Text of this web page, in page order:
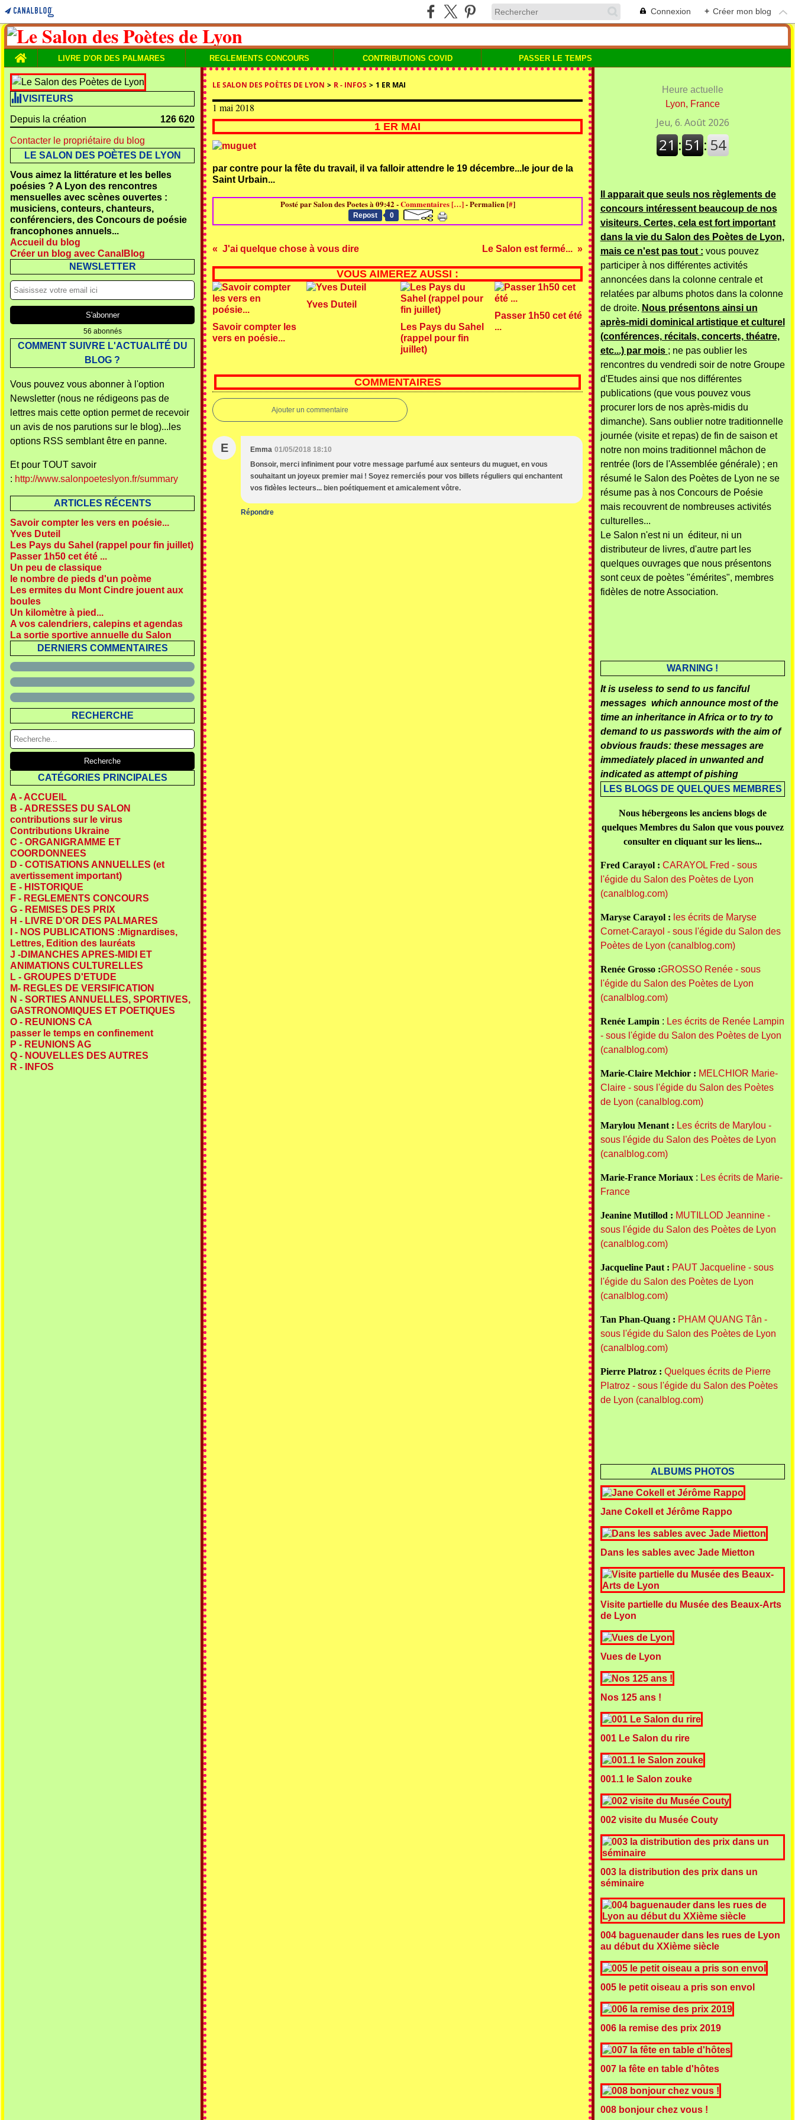
Connexion + Créer mon blog
Home
LIVRE D'OR DES PALMARES REGLEMENTS CONCOURS CONTRIBUTIONS COVID PASSER LE TEMPS
VISITEURS
Depuis la création 126 620
Contacter le propriétaire du blog
LE SALON DES POÈTES DE LYON
Vous aimez la littérature et les belles
poésies ? A Lyon des rencontres
mensuelles avec scènes ouvertes :
musiciens, conteurs, chanteurs,
conférenciers, des Concours de poésie
francophones annuels...
Accueil du blog
Créer un blog avec CanalBlog
NEWSLETTER
56 abonnés
COMMENT SUIVRE L'ACTUALITÉ DU
BLOG ?
Vous pouvez vous abonner à l'option
Newsletter (nous ne rédigeons pas de
lettres mais cette option permet de recevoir
un avis de nos parutions sur le blog)...les
options RSS semblant être en panne.
Et pour TOUT savoir
: http://www.salonpoeteslyon.fr/summary
ARTICLES RÉCENTS
Savoir compter les vers en poésie...
Yves Duteil
Les Pays du Sahel (rappel pour fin juillet)
Passer 1h50 cet été ...
Un peu de classique
le nombre de pieds d'un poème
Les ermites du Mont Cindre jouent aux
boules
Un kilomètre à pied...
A vos calendriers, calepins et agendas
La sortie sportive annuelle du Salon
DERNIERS COMMENTAIRES
RECHERCHE
CATÉGORIES PRINCIPALES
A - ACCUEIL
B - ADRESSES DU SALON
contributions sur le virus
Contributions Ukraine
C - ORGANIGRAMME ET
COORDONNEES
D - COTISATIONS ANNUELLES (et
avertissement important)
E - HISTORIQUE
F - REGLEMENTS CONCOURS
G - REMISES DES PRIX
H - LIVRE D'OR DES PALMARES
I - NOS PUBLICATIONS :Mignardises,
Lettres, Edition des lauréats
J -DIMANCHES APRES-MIDI ET
ANIMATIONS CULTURELLES
L - GROUPES D'ETUDE
M- REGLES DE VERSIFICATION
N - SORTIES ANNUELLES, SPORTIVES,
GASTRONOMIQUES ET POETIQUES
O - REUNIONS CA
passer le temps en confinement
P - REUNIONS AG
Q - NOUVELLES DES AUTRES
R - INFOS
LE SALON DES POÈTES DE LYON > R - INFOS > 1 ER MAI
1 mai 2018
1 ER MAI
par contre pour la fête du travail, il va falloir attendre le 19 décembre...le jour de la
Saint Urbain...
Posté par Salon des Poetes à 09:42 -Commentaires […]- Permalien [#]
Repost 0
J'ai quelque chose à vous dire Le Salon est fermé...
VOUS AIMEREZ AUSSI :
Savoir compter les
vers en poésie...
Yves Duteil
Les Pays du Sahel
(rappel pour fin
juillet)
Passer 1h50 cet été
...
COMMENTAIRES
Ajouter un commentaire
E Emma 01/05/2018 18:10
Bonsoir, merci infiniment pour votre message parfumé aux senteurs du muguet, en vous
souhaitant un joyeux premier mai ! Soyez remerciés pour vos billets réguliers qui enchantent
vos fidèles lecteurs... bien poétiquement et amicalement vôtre.
Répondre
Heure actuelle
Lyon, France
Il apparait que seuls nos règlements de
concours intéressent beaucoup de nos
visiteurs. Certes, cela est fort important
dans la vie du Salon des Poètes de Lyon,
mais ce n'est pas tout : vous pouvez
participer à nos différentes activités
annoncées dans la colonne centrale et
relatées par albums photos dans la colonne
de droite. Nous présentons ainsi un
après-midi dominical artistique et culturel
(conférences, récitals, concerts, théatre,
etc...) par mois ; ne pas oublier les
rencontres du vendredi soir de notre Groupe
d'Etudes ainsi que nos différentes
publications (que vous pouvez vous
procurer lors de nos après-midis du
dimanche). Sans oublier notre traditionnelle
journée (visite et repas) de fin de saison et
notre non moins traditionnel mâchon de
rentrée (lors de l'Assemblée générale) ; en
résumé le Salon des Poètes de Lyon ne se
résume pas à nos Concours de Poésie
mais recouvrent de nombreuses activités
culturelles...
Le Salon n'est ni un éditeur, ni un
distributeur de livres, d'autre part les
quelques ouvrages que nous présentons
sont ceux de poètes "émérites", membres
fidèles de notre Association.
WARNING !
It is useless to send to us fanciful
messages which announce most of the
time an inheritance in Africa or to try to
demand to us passwords with the aim of
obvious frauds: these messages are
immediately placed in unwanted and
indicated as attempt of pishing
LES BLOGS DE QUELQUES MEMBRES
Nous hébergeons les anciens blogs de
quelques Membres du Salon que vous pouvez
consulter en cliquant sur les liens...
Fred Carayol : CARAYOL Fred - sous
l'égide du Salon des Poètes de Lyon
(canalblog.com)
Maryse Carayol : les écrits de Maryse
Cornet-Carayol - sous l'égide du Salon des
Poètes de Lyon (canalblog.com)
Renée Grosso :GROSSO Renée - sous
l'égide du Salon des Poètes de Lyon
(canalblog.com)
Renée Lampin : Les écrits de Renée Lampin
- sous l'égide du Salon des Poètes de Lyon
(canalblog.com)
Marie-Claire Melchior : MELCHIOR Marie-
Claire - sous l'égide du Salon des Poètes
de Lyon (canalblog.com)
Marylou Menant : Les écrits de Marylou -
sous l'égide du Salon des Poètes de Lyon
(canalblog.com)
Marie-France Moriaux: Les écrits de Marie-
France
Jeanine Mutillod : MUTILLOD Jeannine -
sous l'égide du Salon des Poètes de Lyon
(canalblog.com)
Jacqueline Paut : PAUT Jacqueline - sous
l'égide du Salon des Poètes de Lyon
(canalblog.com)
Tan Phan-Quang : PHAM QUANG Tân -
sous l'égide du Salon des Poètes de Lyon
(canalblog.com)
Pierre Platroz : Quelques écrits de Pierre
Platroz - sous l'égide du Salon des Poètes
de Lyon (canalblog.com)
ALBUMS PHOTOS
Jane Cokell et Jérôme Rappo
Dans les sables avec Jade Mietton
Visite partielle du Musée des Beaux-Arts
de Lyon
Vues de Lyon
Nos 125 ans !
001 Le Salon du rire
001.1 le Salon zouke
002 visite du Musée Couty
003 la distribution des prix dans un
séminaire
004 baguenauder dans les rues de Lyon
au début du XXième siècle
005 le petit oiseau a pris son envol
006 la remise des prix 2019
007 la fête en table d'hôtes
008 bonjour chez vous !